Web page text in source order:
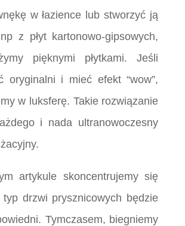
w łazience lub stworzyć ją
z płyt kartonowo-gipsowych,
pięknymi płytkami. Jeśli
oryginalni i mieć efekt “wow”,
w luksferę. Takie rozwiązanie
i nada ultranowoczesny
artykule skoncentrujemy się
drzwi prysznicowych będzie
Tymczasem, biegniemy